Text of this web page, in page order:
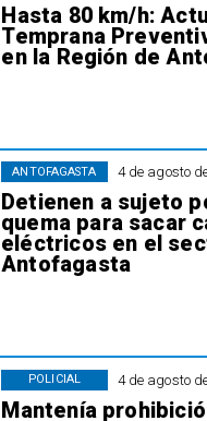
Hasta 80 km/h:
Temprana
en la Región de
4 de agosto
Detienen a sujeto
quema para sacar
eléctricos en el
Antofagasta
ANTOFAGASTA
4 de agosto
Mantenía
POLICIAL